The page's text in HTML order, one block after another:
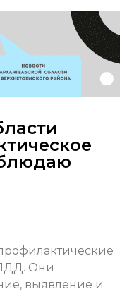
Они
выявление и